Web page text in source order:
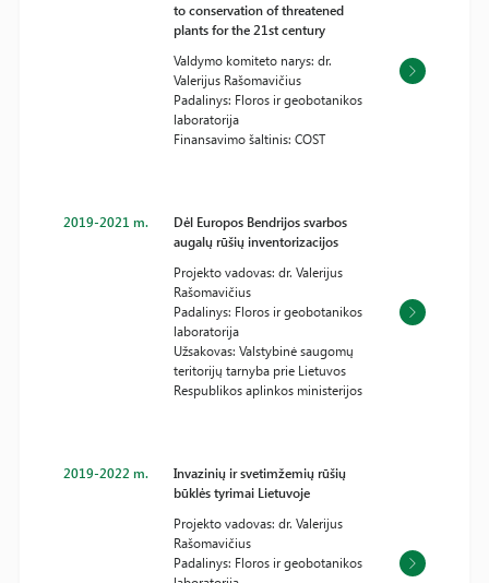
to conservation of threatened
plants for the 21st century
Valdymo komiteto narys: dr.
Valerijus Rašomavičius
Padalinys: Floros ir geobotanikos
laboratorija
Finansavimo šaltinis: COST
2019-2021 m.
Dėl Europos Bendrijos svarbos
augalų rūšių inventorizacijos
Projekto vadovas: dr. Valerijus
Rašomavičius
Padalinys: Floros ir geobotanikos
laboratorija
Užsakovas: Valstybinė saugomų
teritorijų tarnyba prie Lietuvos
Respublikos aplinkos ministerijos
2019-2022 m.
Invazinių ir svetimžemių rūšių
būklės tyrimai Lietuvoje
Projekto vadovas: dr. Valerijus
Rašomavičius
Padalinys: Floros ir geobotanikos